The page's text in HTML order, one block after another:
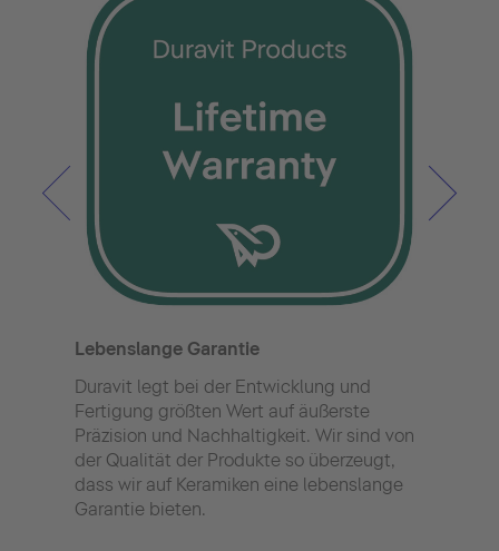
Lebenslange Garantie
Duravit legt bei der Entwicklung und
Fertigung größten Wert auf äußerste
Präzision und Nachhaltigkeit. Wir sind von
der Qualität der Produkte so überzeugt,
dass wir auf Keramiken eine lebenslange
Garantie bieten.